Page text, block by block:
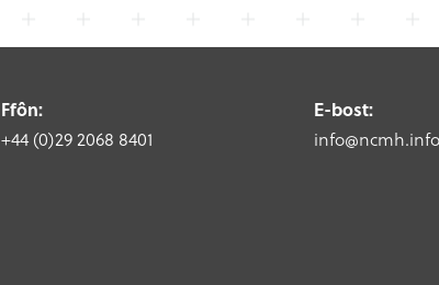
Ffôn:
+44 (0)29 2068 8401
E-bost:
info@ncmh.info